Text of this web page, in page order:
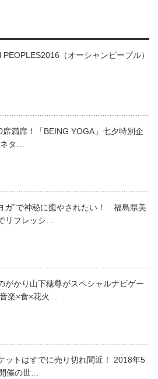
PEOPLES2016（オーシャンピープル）
席満席！「BEING YOGA」七夕特別企
タ…
ガ”で神秘に癒やされたい！ 福島県美
リフレッシ…
がかり山下穂尊がスペシャルナビゲー
楽×食×花火…
ットはすでに売り切れ間近！ 2018年5
催の世…